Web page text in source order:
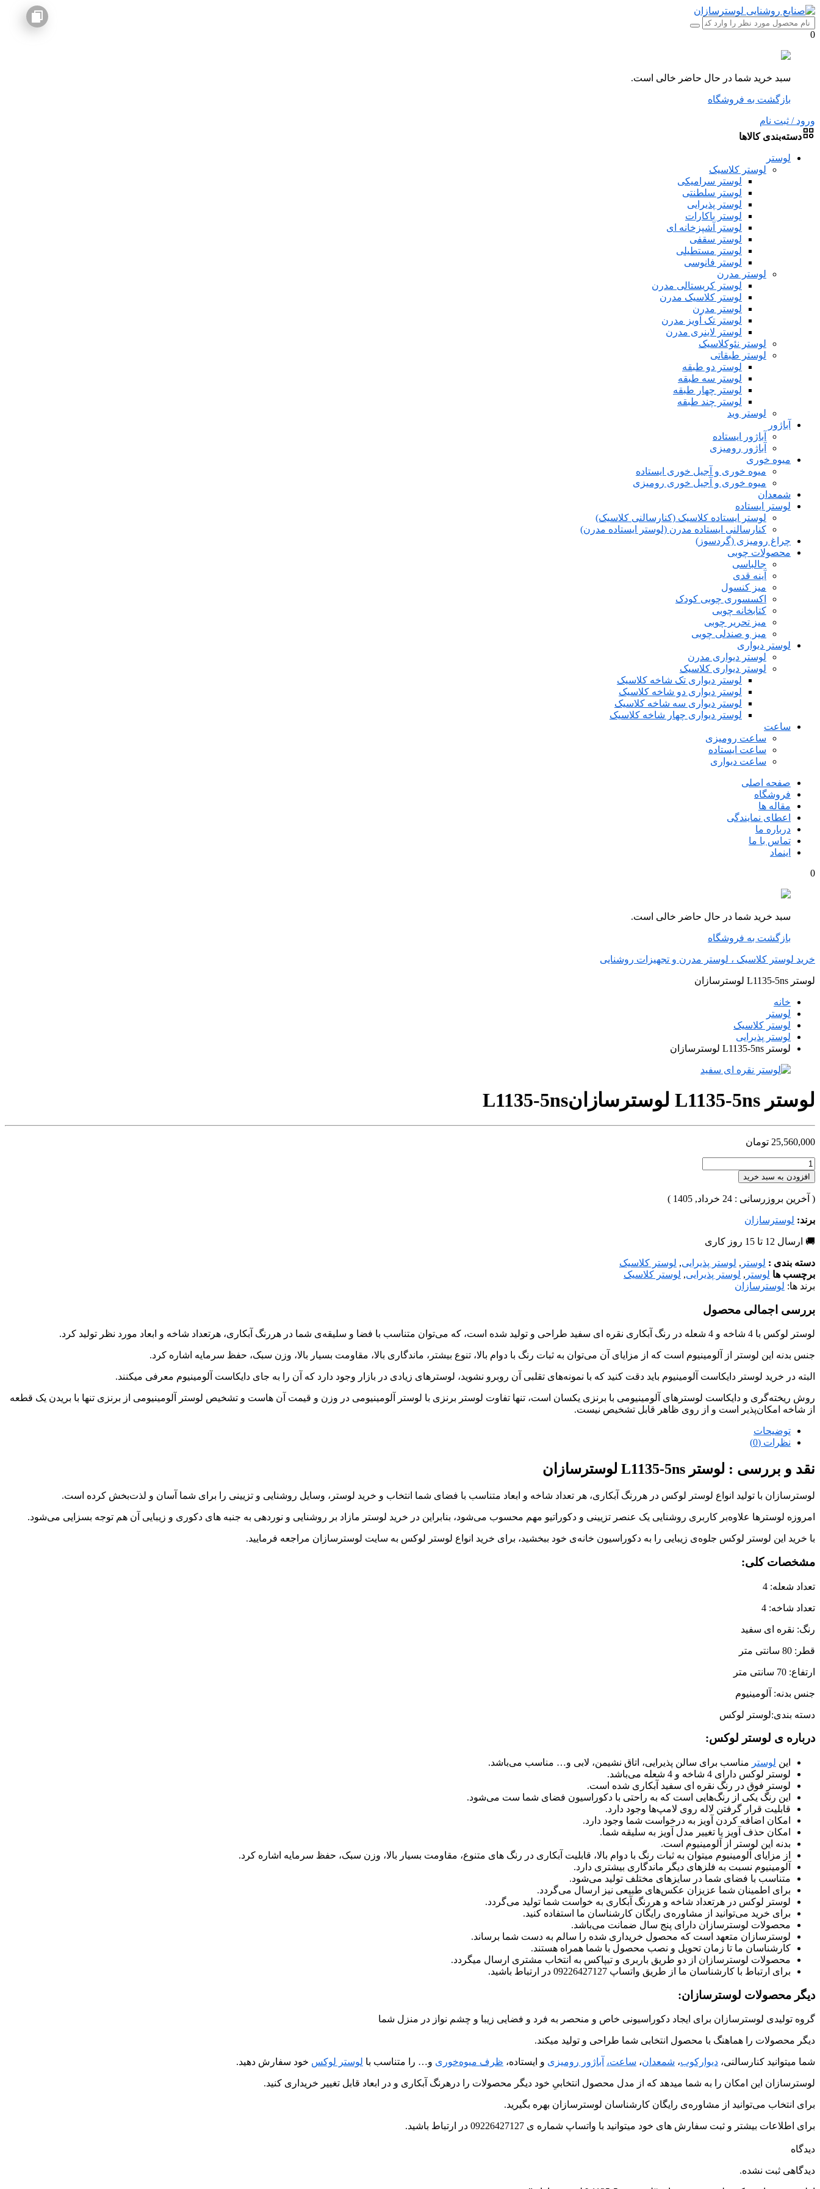
0
سبد خرید شما در حال حاضر خالی است.
بازگشت به فروشگاه
ورود / ثبت نام
دسته‌بندی کالاها
لوستر
لوستر کلاسیک
لوستر سرامیکی
لوستر سلطنتی
لوستر پذیرایی
لوستر باکارات
لوستر آشپزخانه ای
لوستر سقفی
لوستر مستطیلی
لوستر فانوسی
لوستر مدرن
لوستر کریستالی مدرن
لوستر کلاسیک مدرن
لوستر مدرن
لوستر تک آویز مدرن
لوستر لاینری مدرن
لوستر نئوکلاسیک
لوستر طبقاتی
لوستر دو طبقه
لوستر سه طبقه
لوستر چهار طبقه
لوستر چند طبقه
لوستر وید
آباژور
آباژور ایستاده
آباژور رومیزی
میوه خوری
میوه خوری و آجیل خوری ایستاده
میوه خوری و آجیل خوری رومیزی
شمعدان
لوستر ایستاده
لوستر ایستاده کلاسیک (کنارسالنی کلاسیک)
کنارسالنی ایستاده مدرن (لوستر ایستاده مدرن)
چراغ رومیزی (گردسوز)
محصولات چوبی
جالباسی
آینه قدی
میز کنسول
اکسسوری چوبی کودک
کتابخانه چوبی
میز تحریر چوبی
میز و صندلی چوبی
لوستر دیواری
لوستر دیواری مدرن
لوستر دیواری کلاسیک
لوستر دیواری تک شاخه کلاسیک
لوستر دیواری دو شاخه کلاسیک
لوستر دیواری سه شاخه کلاسیک
لوستر دیواری چهار شاخه کلاسیک
ساعت
ساعت رومیزی
ساعت ایستاده
ساعت دیواری
صفحه اصلی
فروشگاه
مقاله ها
اعطای نمایندگی
درباره ما
تماس با ما
اینماد
0
سبد خرید شما در حال حاضر خالی است.
بازگشت به فروشگاه
خرید لوستر کلاسیک ، لوستر مدرن و تجهیزات روشنایی
لوستر L1135-5ns لوسترسازان
خانه
لوستر
لوستر کلاسیک
لوستر پذیرایی
لوستر L1135-5ns لوسترسازان
لوستر L1135-5ns لوسترسازان L1135-5ns
25,560,000 تومان
افزودن به سبد خرید
( آخرین بروزرسانی : 24 خرداد, 1405 )
برند: لوسترسازان
🚚 ارسال 12 تا 15 روز کاری
دسته بندی : لوستر , لوستر پذیرایی, لوستر کلاسیک
برچسب ها لوستر , لوستر پذیرایی, لوستر کلاسیک
برند ها: لوسترسازان
بررسی اجمالی محصول
لوستر لوکس با 4 شاخه و 4 شعله در رنگ آبکاری نقره ای سفید طراحی و تولید شده است، که می‌توان متناسب با فضا و سلیقه‌ی شما در هررنگ آبکاری، هرتعداد شاخه و ابعاد مورد نظر تولید کرد.
جنس بدنه این لوستر از آلومینیوم است که از مزایای آن می‌توان به ثبات رنگ با دوام بالا، تنوع بیشتر، ماندگاری بالا، مقاومت بسیار بالا، وزن سبک، حفظ سرمایه اشاره کرد.
البته در خرید لوستر دایکاست آلومینیوم باید دقت کنید که با نمونه‌های تقلبی آن روبرو نشوید، لوسترهای زیادی در بازار وجود دارد که آن را به جای دایکاست آلومینیوم معرفی میکنند.
روش ریخته‌گری و دایکاست لوسترهای آلومینیومی با برنزی یکسان است، تنها تفاوت لوستر برنزی با لوستر آلومینیومی در وزن و قیمت آن هاست و تشخیص لوستر آلومینیومی از برنزی تنها با بریدن یک قطعه
از شاخه امکان‌پذیر است و از روی ظاهر قابل تشخیص نیست.
توضیحات
نظرات (0)
نقد و بررسی : لوستر L1135-5ns لوسترسازان
لوسترسازان با تولید انواع لوستر لوکس در هررنگ آبکاری، هر تعداد شاخه و ابعاد متناسب با فضای شما انتخاب و خرید لوستر، وسایل روشنایی و تزیینی را برای شما آسان و لذت‌بخش کرده است.
امروزه لوسترها علاوه‌بر کاربری روشنایی یک عنصر تزیینی و دکوراتیو مهم محسوب می‌شود، بنابراین در خرید لوستر مازاد بر روشنایی و نوردهی به جنبه های دکوری و زیبایی آن هم توجه بسزایی می‌شود.
با خرید این لوستر لوکس جلوه‌ی زیبایی را به دکوراسیون خانه‌ی خود ببخشید، برای خرید انواع لوستر لوکس به سایت لوسترسازان مراجعه فرمایید.
مشخصات کلی:
تعداد شعله: 4
تعداد شاخه: 4
رنگ: نقره ای سفید
قطر: 80 سانتی متر
ارتفاع: 70 سانتی متر
جنس بدنه: آلومینیوم
دسته بندی:لوستر لوکس
درباره ی لوستر لوکس:
این لوستر مناسب برای سالن پذیرایی، اتاق نشیمن، لابی و… مناسب می‌باشد.
لوستر لوکس دارای 4 شاخه و 4 شعله می‌باشد.
لوستر فوق در رنگ نقره ای سفید آبکاری شده است.
این رنگ یکی از رنگ‌هایی است که به راحتی با دکوراسیون فضای شما ست می‌شود.
قابلیت قرار گرفتن لاله روی لامپ‌ها وجود دارد.
امکان اضافه کردن آویز به درخواست شما وجود دارد.
امکان حذف آویز یا تغییر مدل آویز به سلیقه شما.
بدنه این لوستر از آلومینیوم است.
از مزایای آلومینیوم میتوان به ثبات رنگ با دوام بالا، قابلیت آبکاری در رنگ های متنوع، مقاومت بسیار بالا، وزن سبک، حفظ سرمایه اشاره کرد.
آلومینیوم نسبت به فلزهای دیگر ماندگاری بیشتری دارد.
متناسب با فضای شما در سایزهای مختلف تولید می‌شود.
برای اطمینان شما عزیزان عکس‌های طبیعی نیز ارسال می‌گردد.
لوستر لوکس در هرتعداد شاخه و هررنگ آبکاری به خواست شما تولید می‌گردد.
برای خرید می‌توانید از مشاوره‌ی رایگان کارشناسان ما استفاده کنید.
محصولات لوسترسازان دارای پنج سال ضمانت می‌باشد.
لوسترسازان متعهد است که محصول خریداری شده را سالم به دست شما برساند.
کارشناسان ما تا زمان تحویل و نصب محصول با شما همراه هستند.
محصولات لوسترسازان از دو طریق باربری و تیپاکس به انتخاب مشتری ارسال میگردد.
برای ارتباط با کارشناسان ما از طریق واتساپ 09226427127 در ارتباط باشید.
دیگر محصولات لوسترسازان:
گروه تولیدی لوسترسازان برای ایجاد دکوراسیونی خاص و منحصر به فرد و فضایی زیبا و چشم نواز در منزل شما
دیگر محصولات را هماهنگ با محصول انتخابی شما طراحی و تولید میکند.
شما میتوانید کنارسالنی، دیوارکوب، شمعدان، ساعت، آباژور رومیزی و ایستاده، ظرف میوه‌خوری و… را متناسب با لوستر لوکس خود سفارش دهید.
لوسترسازان این امکان را به شما میدهد که از مدل محصول انتخابیِ خود دیگر محصولات را درهرنگ آبکاری و در ابعاد قابل تغییر خریداری کنید.
برای انتخاب می‌توانید از مشاوره‌ی رایگان کارشناسان لوسترسازان بهره بگیرید.
برای اطلاعات بیشتر و ثبت سفارش های خود میتوانید با واتساپ شماره ی 09226427127 در ارتباط باشید.
دیدگاه
دیدگاهی ثبت نشده.